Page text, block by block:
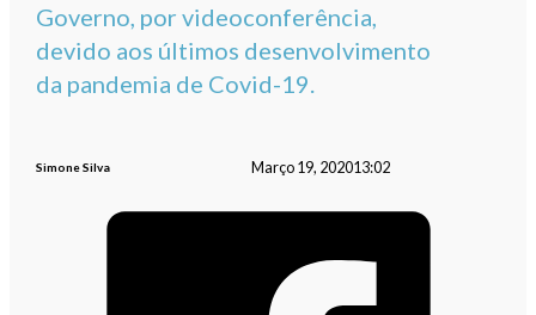
Governo, por videoconferência,
devido aos últimos desenvolvimento
da pandemia de Covid-19.
Simone Silva Março 19, 202013:02